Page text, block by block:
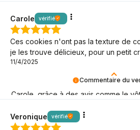
Commentaire du
Carole, grâce à des avis comme le
là !
Carole vérifié
Ces cookies n'ont pas la texture de
je les trouve délicieux, pour un petit
11/4/2025
Veronique vérifié